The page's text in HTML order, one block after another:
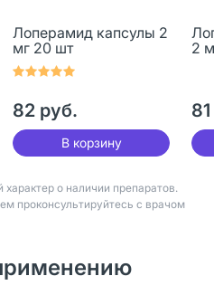
Лоперамид капсулы 2
мг 20 шт
82 руб.
В корзину
2
о наличии препаратов.
проконсультируйтесь с врачом